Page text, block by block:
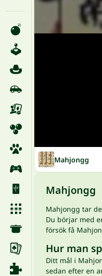
Mahjongg
Mahjongg
Mahjongg tar
Du börjar med
försök få
Hur man
Ditt mål i
sedan efter en